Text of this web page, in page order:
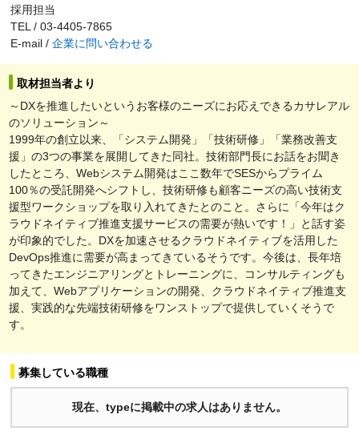
採用担当
TEL / 03-4405-7865
E-mail / 企業に問い合わせる
取材担当者より
～DXを推進したいというお客様のニーズにお応えできるカサレアル
のソリューション～
1999年の創立以来、「システム開発」「技術研修」「業務改善支
援」の3つの事業を展開してきた同社。技術部門長にお話をお聞き
したところ、Webシステム開発はここ数年でSESからプライム
100％の受託開発へシフトし、技術研修も顧客ニーズの高い技術支
援型ワークショップを取り入れてきたとのこと。さらに「今年はク
ラウドネイティブ推進支援サービスの需要が熱いです！」と話す姿
が印象的でした。DXを加速させるクラウドネイティブを活用した
DevOps推進に需要が高まってきているそうです。今後は、長年培
ってきたエンジニアリングとトレーニングに、コンサルティングも
加えて、Webアプリケーションの開発、クラウドネイティブ推進支
援、実践的な先端技術研修をワンストップで提供していくそうで
す。
募集している職種
現在、typeに掲載中の求人はありません。